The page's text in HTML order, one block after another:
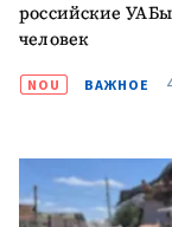
российские
человек
NOU ВАЖНОЕ